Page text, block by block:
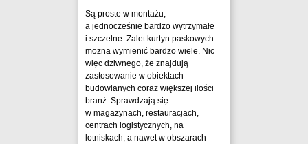
Są proste w montażu,
a jednocześnie bardzo wytrzymałe
i szczelne. Zalet kurtyn paskowych
można wymienić bardzo wiele. Nic
więc dziwnego, że znajdują
zastosowanie w obiektach
budowlanych coraz większej ilości
branż. Sprawdzają się
w magazynach, restauracjach,
centrach logistycznych, na
lotniskach, a nawet w obszarach